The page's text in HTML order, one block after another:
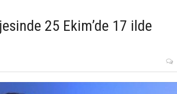
25 Ekim’de 17 ilde